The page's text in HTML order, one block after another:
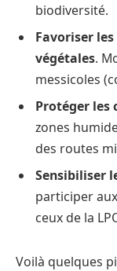
biodiversité.
Favoriser
végétales.
messicoles
Protéger
zones
des routes
Sensibiliser
participer
ceux de la
Voilà quelques